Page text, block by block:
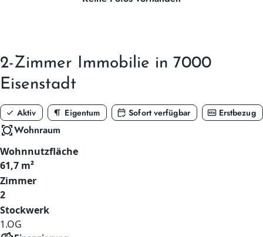
2-Zimmer Immobilie in 7000
Eisenstadt
check Aktiv format_paragraph Eigentum calendar_check Sofort verfügbar fiber_new Erstbezug
all_outWohnraum
Wohnnutzfläche
61,7 m²
Zimmer
2
Stockwerk
1.OG